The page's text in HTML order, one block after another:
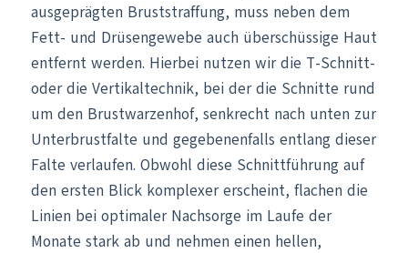
ausgeprägten Bruststraffung, muss neben dem
Fett- und Drüsengewebe auch überschüssige Haut
entfernt werden. Hierbei nutzen wir die T-Schnitt-
oder die Vertikaltechnik, bei der die Schnitte rund
um den Brustwarzenhof, senkrecht nach unten zur
Unterbrustfalte und gegebenenfalls entlang dieser
Falte verlaufen. Obwohl diese Schnittführung auf
den ersten Blick komplexer erscheint, flachen die
Linien bei optimaler Nachsorge im Laufe der
Monate stark ab und nehmen einen hellen,